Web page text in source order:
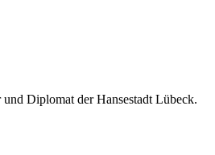
Diplomat der Hansestadt Lübeck.